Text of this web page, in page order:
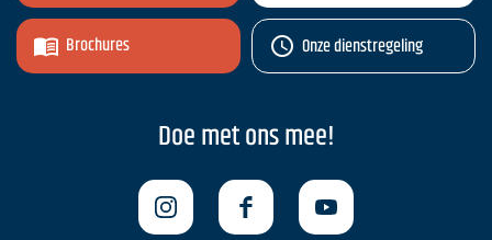
Brochures Onze dienstregeling
Doe met ons mee!